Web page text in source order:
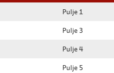
Pulje 1
Pulje 3
Pulje 4
Pulje 5